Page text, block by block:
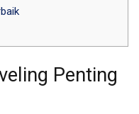
Penting